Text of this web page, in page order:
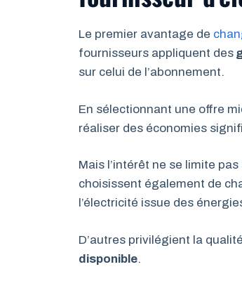
Le premier avantage de
fournisseurs appliquent des
sur celui de l’abonnement.
En sélectionnant une offre
réaliser des économies
Mais l’intérêt ne se limite
choisissent également de
l’électricité issue des
D’autres privilégient la
disponible.